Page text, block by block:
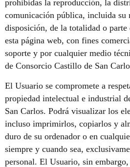
prohibidas la reproducción, la
comunicación pública, incluida su
disposición, de la totalidad o parte
esta página web, con fines
soporte y por cualquier medio
de Consorcio Castillo de San
El Usuario se compromete a
propiedad intelectual e industrial
San Carlos. Podrá visualizar los
incluso imprimirlos, copiarlos y
duro de su ordenador o en
siempre y cuando sea,
personal. El Usuario, sin